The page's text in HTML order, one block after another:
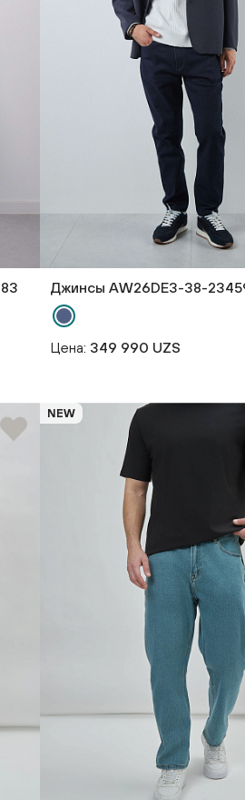
Джинсы AW26DE3-38-
Цена: 349 990 UZS
NEW